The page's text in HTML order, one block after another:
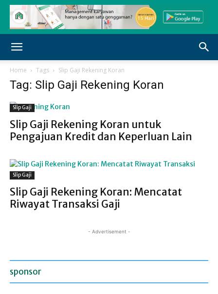
Home Tags Slip Gaji Rekening Koran
Tag: Slip Gaji Rekening Koran
Slip Gaji
Slip Gaji Rekening Koran untuk
Pengajuan Kredit dan Keperluan Lain
Slip Gaji
Slip Gaji Rekening Koran: Mencatat
Riwayat Transaksi Gaji
- Advertisement -
sponsor